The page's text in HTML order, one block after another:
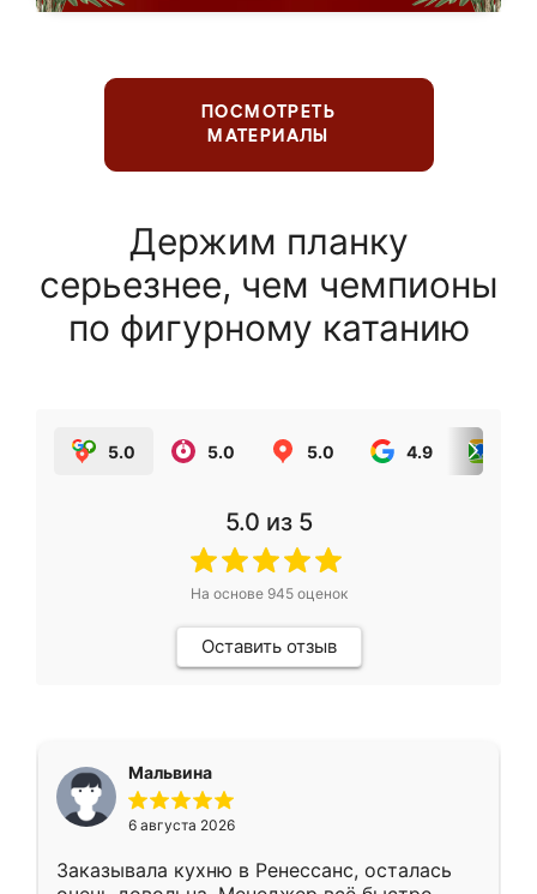
ПОСМОТРЕТЬ
МАТЕРИАЛЫ
Держим планку
серьезнее, чем чемпионы
по фигурному катанию
5.0 5.0 5.0 4.9
5.0 из 5
На основе 945оценок
Оставить отзыв
Мальвина
6 августа 2026
Заказывала кухню в Ренессанс, осталась